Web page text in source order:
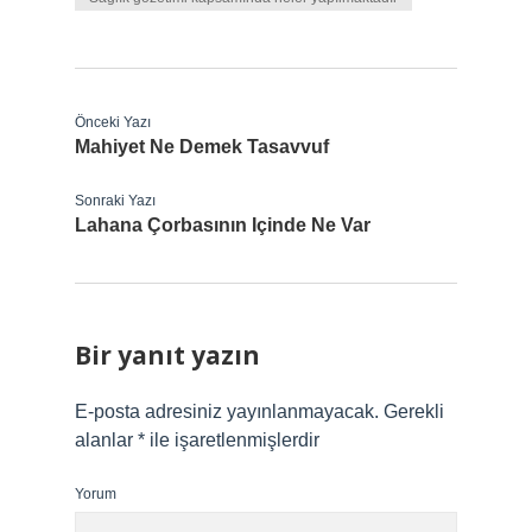
Önceki Yazı
Mahiyet Ne Demek Tasavvuf
Sonraki Yazı
Lahana Çorbasının Içinde Ne Var
Bir yanıt yazın
E-posta adresiniz yayınlanmayacak. Gerekli
alanlar * ile işaretlenmişlerdir
Yorum